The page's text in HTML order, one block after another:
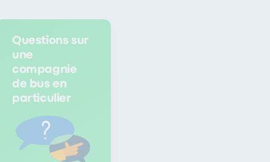
Questions sur
une
compagnie
de bus en
particulier